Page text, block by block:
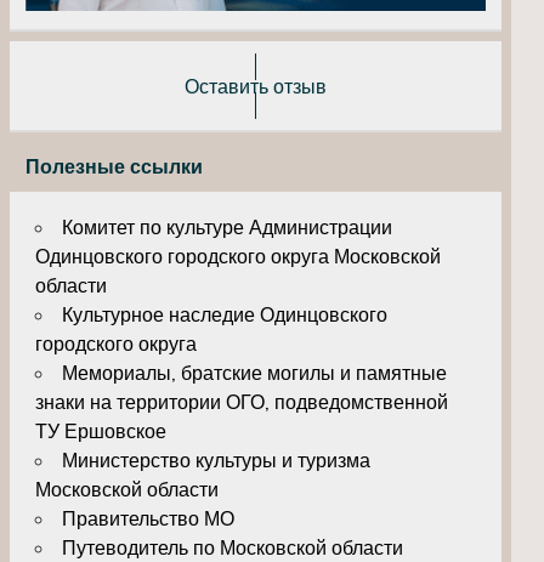
Оставить отзыв
Полезные ссылки
Комитет по культуре Администрации
Одинцовского городского округа Московской
области
Культурное наследие Одинцовского
городского округа
Мемориалы, братские могилы и памятные
знаки на территории ОГО, подведомственной
ТУ Ершовское
Министерство культуры и туризма
Московской области
Правительство МО
Путеводитель по Московской области